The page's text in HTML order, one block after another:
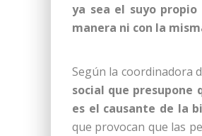
ya sea el suyo
manera ni con la
Según la coordinadora
social que presupone
es el causante de la
que provocan que las